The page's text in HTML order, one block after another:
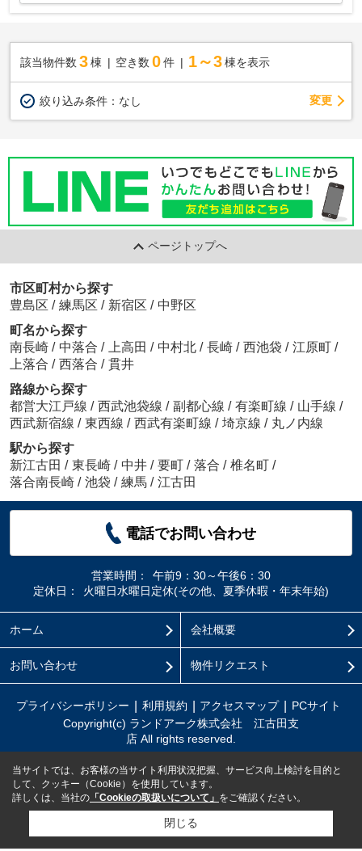
該当物件数 3棟 空き数 0 件 1～3 棟を表示
絞り込み条件： なし 変更
ページトップへ
市区町村から探す
豊島区 / 練馬区 / 新宿区 / 中野区
町名から探す
南長崎 / 中落合 / 上高田 / 中村北 / 長崎 / 西池袋 / 江原町 /
上落合 / 西落合 / 貫井
路線から探す
都営大江戸線 / 西武池袋線 / 副都心線 / 有楽町線 / 山手線 /
西武新宿線 / 東西線 / 西武有楽町線 / 埼京線 / 丸ノ内線
駅から探す
新江古田 / 東長崎 / 中井 / 要町 / 落合 / 椎名町
/
落合南長崎 / 池袋 / 練馬 / 江古田
電話でお問い合わせ
営業時間：
午前9：30～午後6：30
定休日：
火曜日水曜日定休(その他、夏季休暇・年末年始)
ホーム 会社概要
お問い合わせ 物件リクエスト
プライバシーポリシー 利用規約 アクセスマップ
PCサイト
Copyright(c) ランドアーク株式会社 江古田支
店 All rights reserved.
当サイトでは、お客様の当サイト利用状況把握、サービス向上検討を目的と
して、クッキー（Cookie）を使用しています。
詳しくは、当社の 「Cookieの取扱いについて」 をご確認ください。
閉じる